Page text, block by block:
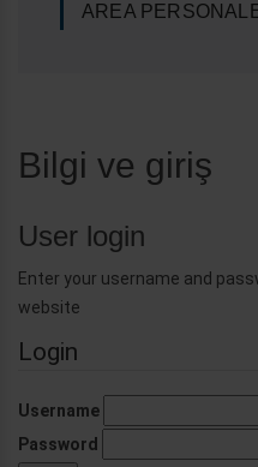
AREA
Bilgi ve giriş
User login
Enter your username and
website
Login
Username
Password